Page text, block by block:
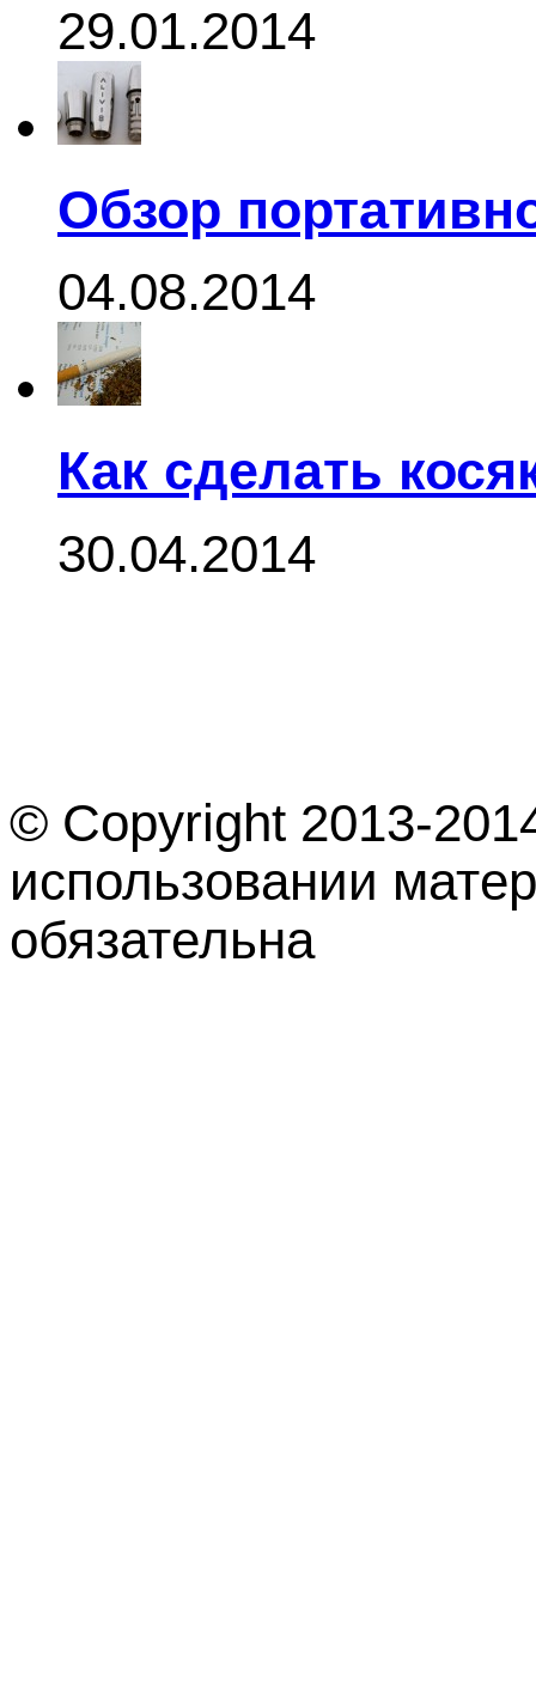
29.01.2014
Обзор
04.08.2014
Как сделать
30.04.2014
© Copyright 2013-
использовании
обязательна